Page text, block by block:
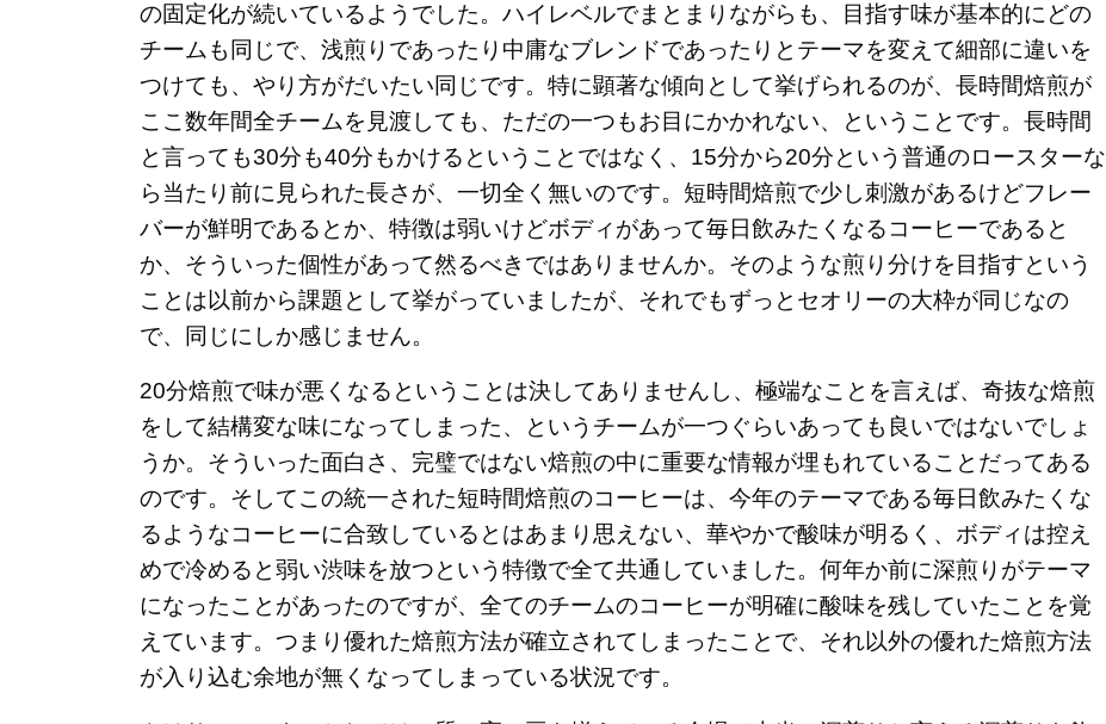
の固定化が続いているようでした。ハイレベルでまとまりながらも、目指す味が基本的にどの
チームも同じで、浅煎りであったり中庸なブレンドであったりとテーマを変えて細部に違いを
つけても、やり方がだいたい同じです。特に顕著な傾向として挙げられるのが、長時間焙煎が
ここ数年間全チームを見渡しても、ただの一つもお目にかかれない、ということです。長時間
と言っても30分も40分もかけるということではなく、15分から20分という普通のロースターな
ら当たり前に見られた長さが、一切全く無いのです。短時間焙煎で少し刺激があるけどフレー
バーが鮮明であるとか、特徴は弱いけどボディがあって毎日飲みたくなるコーヒーであると
か、そういった個性があって然るべきではありませんか。そのような煎り分けを目指すという
ことは以前から課題として挙がっていましたが、それでもずっとセオリーの大枠が同じなの
で、同じにしか感じません。
20分焙煎で味が悪くなるということは決してありませんし、極端なことを言えば、奇抜な焙煎
をして結構変な味になってしまった、というチームが一つぐらいあっても良いではないでしょ
うか。そういった面白さ、完璧ではない焙煎の中に重要な情報が埋もれていることだってある
のです。そしてこの統一された短時間焙煎のコーヒーは、今年のテーマである毎日飲みたくな
るようなコーヒーに合致しているとはあまり思えない、華やかで酸味が明るく、ボディは控え
めで冷めると弱い渋味を放つという特徴で全て共通していました。何年か前に深煎りがテーマ
になったことがあったのですが、全てのチームのコーヒーが明確に酸味を残していたことを覚
えています。つまり優れた焙煎方法が確立されてしまったことで、それ以外の優れた焙煎方法
が入り込む余地が無くなってしまっている状況です。